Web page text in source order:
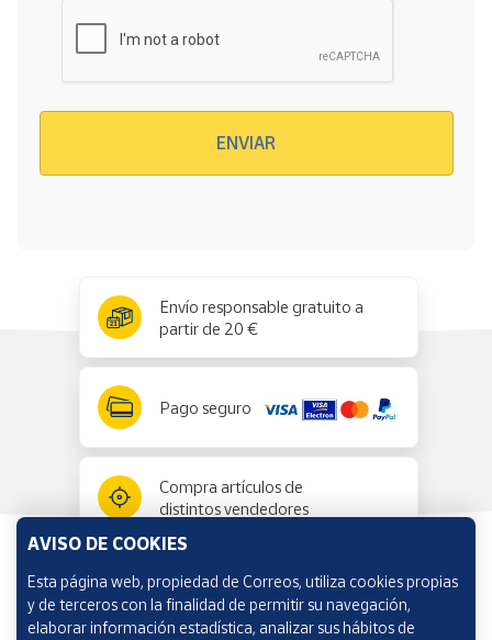
ENVIAR
Envío responsable gratuito a
partir de 20 €
Pago seguro
Compra artículos de
distintos vendedores
Información y ayuda
AVISO DE COOKIES
Esta página web, propiedad de Correos, utiliza cookies propias
y de terceros con la finalidad de permitir su navegación,
elaborar información estadística, analizar sus hábitos de